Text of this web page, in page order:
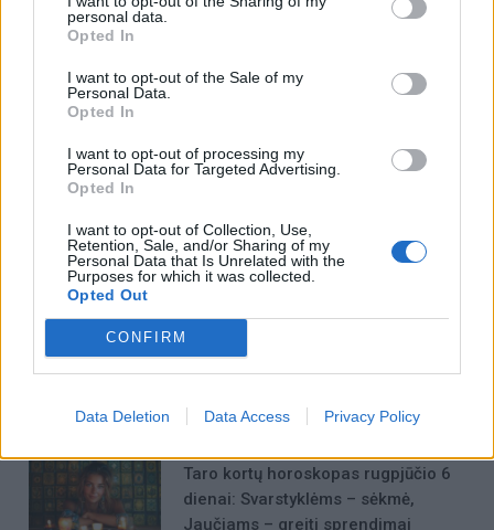
personal data.
Opted In
I want to opt-out of the Sale of my
Personal Data.
Opted In
I want to opt-out of processing my
Personal Data for Targeted Advertising.
Opted In
I want to opt-out of Collection, Use,
Retention, Sale, and/or Sharing of my
Personal Data that Is Unrelated with the
Purposes for which it was collected.
Opted Out
CONFIRM
Data Deletion Data Access Privacy Policy
Į Klaipėdą iš emigracijos
grįžusi Karina Kučinskienė
įvardijo didžiausią savo
norą
Jūros šventę anksčiau
puošęs Anatolijus
užtenka
Šiuo metu skaitomiausi
Taro kortų horoskopas rugpjūčio 6
dienai: Svarstyklėms – sėkmė,
Jaučiams – greiti sprendimai